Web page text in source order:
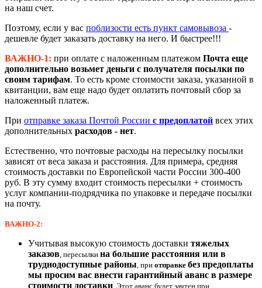
на наш счет.
Поэтому, если у вас поблизости есть пункт самовывоза -
дешевле будет заказать доставку на него. И быстрее!!!
ВАЖНО-1: при оплате с наложенным платежом Почта еще
дополнительно возьмет деньги с получателя посылки по
своим тарифам. То есть кроме стоимости заказа, указанной в
квитанции, вам еще надо будет оплатить почтовый сбор за
наложенный платеж.
При отправке заказа Почтой России с предоплатой всех этих
дополнительных расходов - нет.
Естественно, что почтовые расходы на пересылку посылки
зависят от веса заказа и расстояния. Для примера, средняя
стоимость доставки по Европейской части России 300-400
руб. В эту сумму входит стоимость пересылки + стоимость
услуг компании-подрядчика по упаковке и передаче посылки
на почту.
ВАЖНО-2:
Учитывая высокую стоимость доставки тяжелых
заказов , пересылки на большие расстояния или в
труднодоступные районы , при отправке без предоплаты
мы просим вас внести гарантийный аванс в размере
стоимости доставки . Этот аванс будет зачтен при